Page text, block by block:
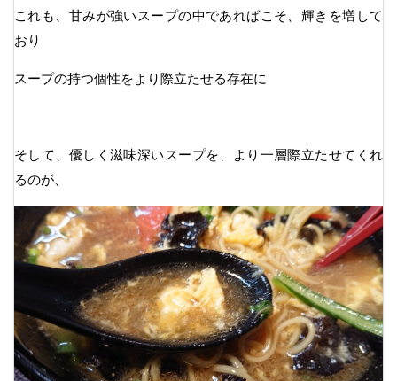
これも、甘みが強いスープの中であればこそ、輝きを増して
おり
スープの持つ個性をより際立たせる存在に
そして、優しく滋味深いスープを、より一層際立たせてくれ
るのが、